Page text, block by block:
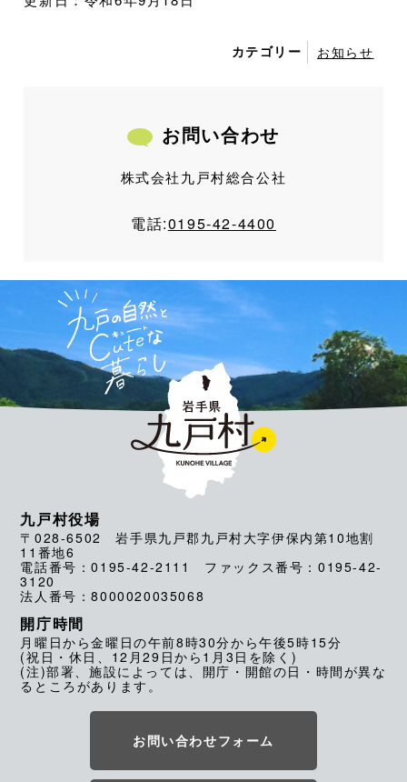
カテゴリー お知らせ
お問い合わせ
株式会社九戸村総合公社
電話:0195-42-4400
九戸村役場
〒028-6502 岩手県九戸郡九戸村大字伊保内第10地割
11番地6
電話番号：0195-42-2111 ファックス番号：0195-42-
3120
法人番号：8000020035068
開庁時間
月曜日から金曜日の午前8時30分から午後5時15分
(祝日・休日、12月29日から1月3日を除く)
(注)部署、施設によっては、開庁・開館の日・時間が異な
るところがあります。
お問い合わせフォーム